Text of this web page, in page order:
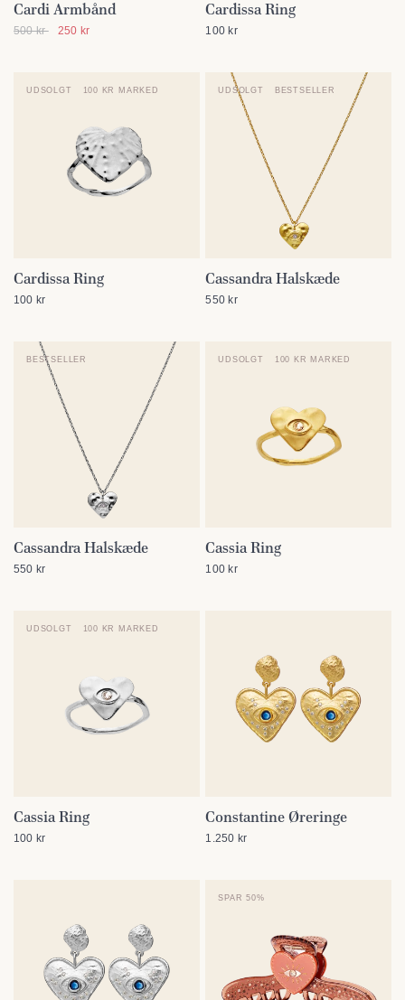
SE DETALJER
Cardi Armbånd
500 kr 250 kr
SE DETALJER
Cardissa Ring
100 kr
UDSOLGT 100 KR MARKED
SE DETALJER
Cardissa Ring
100 kr
UDSOLGT BESTSELLER
SE DETALJER
Cassandra Halskæde
550 kr
BESTSELLER
SE DETALJER
Cassandra Halskæde
550 kr
UDSOLGT 100 KR MARKED
SE DETALJER
Cassia Ring
100 kr
UDSOLGT 100 KR MARKED
SE DETALJER
Cassia Ring
100 kr
SE DETALJER
Constantine Øreringe
1.250 kr
SPAR 50%